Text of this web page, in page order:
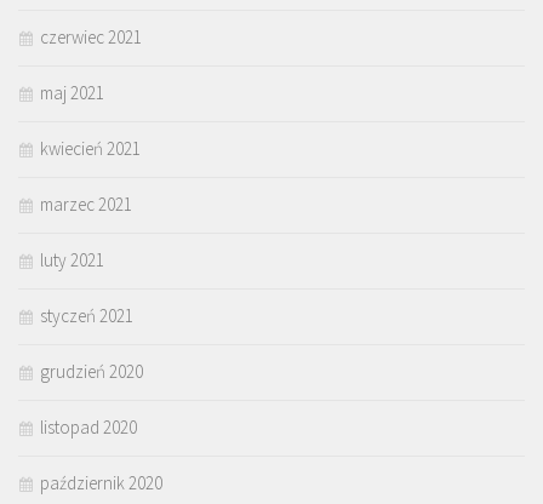
czerwiec 2021
maj 2021
kwiecień 2021
marzec 2021
luty 2021
styczeń 2021
grudzień 2020
listopad 2020
październik 2020